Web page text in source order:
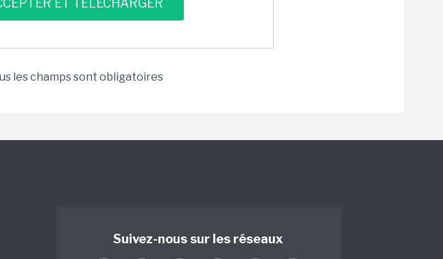
les champs sont obligatoires
Suivez-nous sur les réseaux